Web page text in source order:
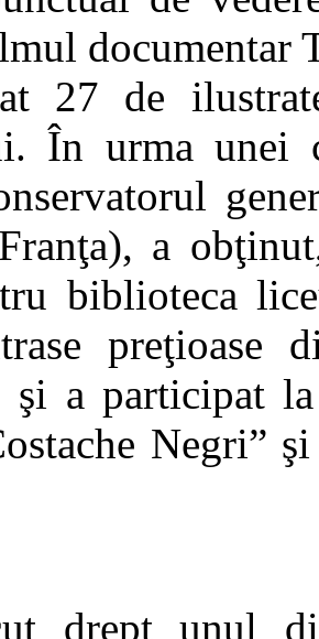
documentar
27 de
În urma unei
a
biblioteca
preţioase
şi a participat
Negri”
drept unul